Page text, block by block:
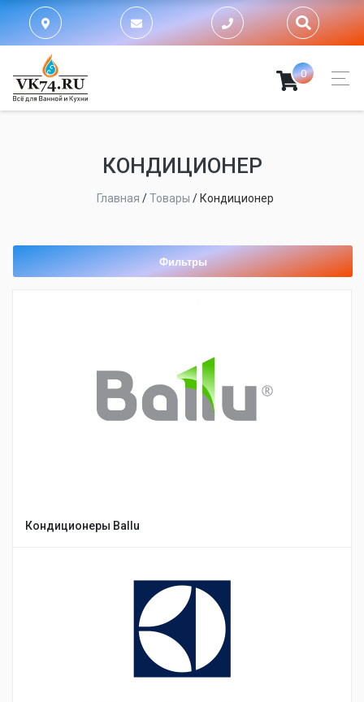
0
КОНДИЦИОНЕР
Главная /Товары / Кондиционер
Фильтры
Кондиционеры Ballu